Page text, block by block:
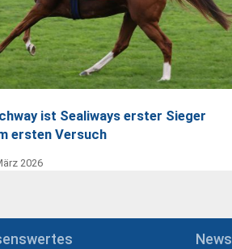
ist Sealiways erster Sieger
ersten Versuch
2026
News